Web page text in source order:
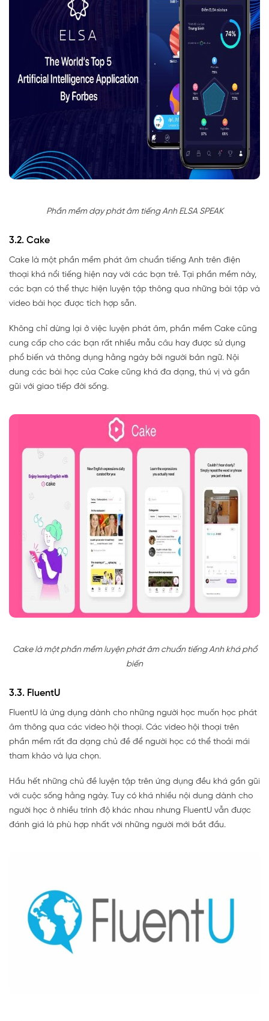
Phần mềm dạy phát âm tiếng Anh ELSA SPEAK
3.2. Cake
Cake là một phần mềm phát âm chuẩn tiếng Anh trên điện
thoại khá nổi tiếng hiện nay với các bạn trẻ. Tại phần mềm này,
các bạn có thể thực hiện luyện tập thông qua những bài tập và
video bài học được tích hợp sẵn.
Không chỉ dừng lại ở việc luyện phát âm, phần mềm Cake cũng
cung cấp cho các bạn rất nhiều mẫu câu hay được sử dụng
phổ biến và thông dụng hằng ngày bởi người bản ngữ. Nội
dung các bài học của Cake cũng khá đa dạng, thú vị và gần
gũi với giao tiếp đời sống.
Cake là một phần mềm luyện phát âm chuẩn tiếng Anh khá phổ
biến
3.3. FluentU
FluentU là ứng dụng dành cho những người học muốn học phát
âm thông qua các video hội thoại. Các video hội thoại trên
phần mềm rất đa dạng chủ đề để người học có thể thoải mái
tham khảo và lựa chọn.
Hầu hết những chủ đề luyện tập trên ứng dụng đều khá gần gũi
với cuộc sống hằng ngày. Tuy có khá nhiều nội dung dành cho
người học ở nhiều trình độ khác nhau nhưng FluentU vẫn được
đánh giá là phù hợp nhất với những người mới bắt đầu.